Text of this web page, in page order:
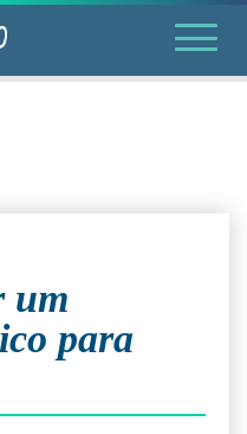
um
para